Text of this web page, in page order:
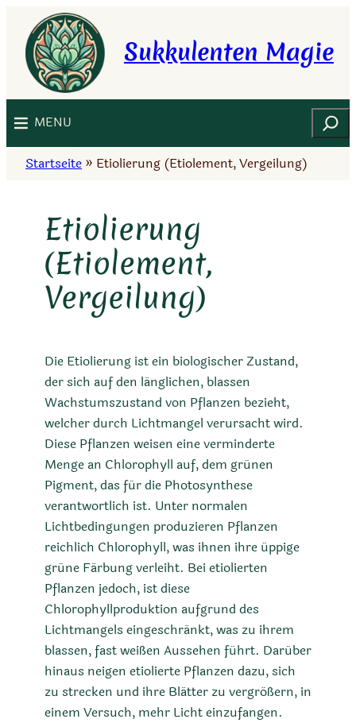
Inhalt
springen
Sukkulenten Magie
MENU Suchen
Startseite » Etiolierung (Etiolement, Vergeilung)
Etiolierung
(Etiolement,
Vergeilung)
Die Etiolierung ist ein biologischer Zustand,
der sich auf den länglichen, blassen
Wachstumszustand von Pflanzen bezieht,
welcher durch Lichtmangel verursacht wird.
Diese Pflanzen weisen eine verminderte
Menge an Chlorophyll auf, dem grünen
Pigment, das für die Photosynthese
verantwortlich ist. Unter normalen
Lichtbedingungen produzieren Pflanzen
reichlich Chlorophyll, was ihnen ihre üppige
grüne Färbung verleiht. Bei etiolierten
Pflanzen jedoch, ist diese
Chlorophyllproduktion aufgrund des
Lichtmangels eingeschränkt, was zu ihrem
blassen, fast weißen Aussehen führt. Darüber
hinaus neigen etiolierte Pflanzen dazu, sich
zu strecken und ihre Blätter zu vergrößern, in
einem Versuch, mehr Licht einzufangen.